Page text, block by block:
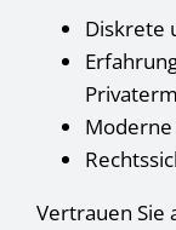
Diskrete
Vertrauen Sie